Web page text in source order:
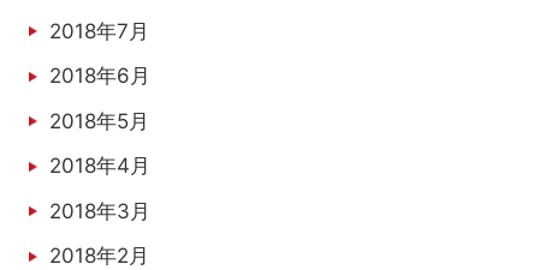
2018年7月
2018年6月
2018年5月
2018年4月
2018年3月
2018年2月